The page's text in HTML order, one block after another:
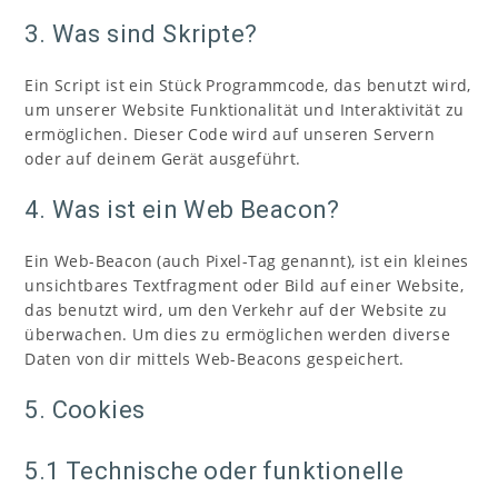
3. Was sind Skripte?
Ein Script ist ein Stück Programmcode, das benutzt wird,
um unserer Website Funktionalität und Interaktivität zu
ermöglichen. Dieser Code wird auf unseren Servern
oder auf deinem Gerät ausgeführt.
4. Was ist ein Web Beacon?
Ein Web-Beacon (auch Pixel-Tag genannt), ist ein kleines
unsichtbares Textfragment oder Bild auf einer Website,
das benutzt wird, um den Verkehr auf der Website zu
überwachen. Um dies zu ermöglichen werden diverse
Daten von dir mittels Web-Beacons gespeichert.
5. Cookies
5.1 Technische oder funktionelle